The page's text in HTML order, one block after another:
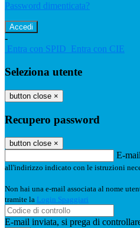
Password dimenticata?
-
Entra con SPID Entra con CIE
Seleziona utente
button close ×
Recupero password
button close ×
E-mail
all'indirizzo indicato con le istruzioni
Non hai una e-mail associata al nome
tramite la Login Spaggiari
E-mail inviata, si prega di